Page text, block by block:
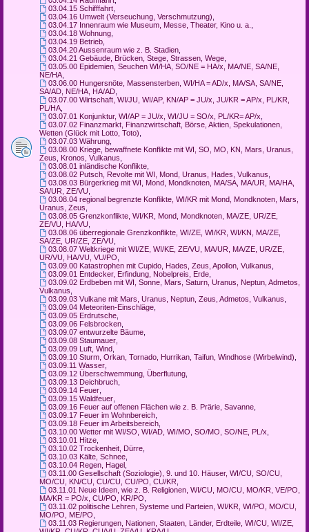
03.04.15 Schifffahrt,
03.04.16 Umwelt (Verseuchung, Verschmutzung)
03.04.17 Innenraum wie Museum, Messe, Theater, Kino u. a.
03.04.18 Wohnung,
03.04.19 Betrieb,
03.04.20 Aussenraum wie z. B. Stadien,
03.04.21 Gebäude, Brücken, Stege, Strassen, Wege,
03.05.00 Epidemien, Seuchen WI/HA, SO/NE = HA/x, MA/NE, SA/NE,
NE/HA
03.06.00 Hungersnöte, Massensterben, WI/HA = AD/x, MA/SA, SA/NE,
SA/AD, NE/HA, HA/AD
03.07.00 Wirtschaft, WI/JU, WI/AP, KN/AP = JU/x, JU/KR = AP/x, PL/KR,
PL/HA
03.07.01 Konjunktur, WI/AP = JU/x, WI/JU = SO/x, PL/KR= AP/x
03.07.02 Finanzmarkt, Finanzwirtschaft, Börse, Aktien, Spekulationen,
Wetten (Glück mit Lotto, Toto)
03.07.03 Währung,
03.08.00 Kriege, bewaffnete Konflikte mit WI, SO, MO, KN, Mars, Uranus,
Zeus, Kronos, Vulkanus
03.08.01 inländische Konflikte,
03.08.02 Putsch, Revolte mit WI, Mond, Uranus, Hades, Vulkanus
03.08.03 Bürgerkrieg mit WI, Mond, Mondknoten, MA/SA, MA/UR, MA/HA,
SA/UR, ZE/VU
03.08.04 regional begrenzte Konflikte, WI/KR mit Mond, Mondknoten, Mars,
Uranus, Zeus
03.08.05 Grenzkonflikte, WI/KR, Mond, Mondknoten, MA/ZE, UR/ZE,
ZE/VU, HA/VU
03.08.06 überregionale Grenzkonflikte, WI/ZE, WI/KR, WI/KN, MA/ZE,
SA/ZE, UR/ZE, ZE/VU
03.08.07 Weltkriege mit WI/ZE, WI/KE, ZE/VU, MA/UR, MA/ZE, UR/ZE,
UR/VU, HA/VU, VU/PO
03.09.00 Katastrophen mit Cupido, Hades, Zeus, Apollon, Vulkanus
03.09.01 Entdecker, Erfindung, Nobelpreis, Erde,
03.09.02 Erdbeben mit WI, Sonne, Mars, Saturn, Uranus, Neptun, Admetos,
Vulkanus
03.09.03 Vulkane mit Mars, Uranus, Neptun, Zeus, Admetos, Vulkanus
03.09.04 Meteoriten-Einschläge,
03.09.05 Erdrutsche,
03.09.06 Felsbrocken,
03.09.07 entwurzelte Bäume,
03.09.08 Staumauer,
03.09.09 Luft, Wind,
03.09.10 Sturm, Orkan, Tornado, Hurrikan, Taifun, Windhose (Wirbelwind)
03.09.11 Wasser,
03.09.12 Überschwemmung, Überflutung,
03.09.13 Deichbruch,
03.09.14 Feuer,
03.09.15 Waldfeuer,
03.09.16 Feuer auf offenen Flächen wie z. B. Prärie, Savanne,
03.09.17 Feuer im Wohnbereich,
03.09.18 Feuer im Arbeitsbereich,
03.10.00 Wetter mit WI/SO, WI/AD, WI/MO, SO/MO, SO/NE, PL/x
03.10.01 Hitze,
03.10.02 Trockenheit, Dürre,
03.10.03 Kälte, Schnee,
03.10.04 Regen, Hagel,
03.11.00 Gesellschaft (Soziologie), 9. und 10. Häuser, WI/CU, SO/CU,
MO/CU, KN/CU, CU/CU, CU/PO, CU/KR
03.11.01 Neue Ideen, wie z. B. Religionen, WI/CU, MO/CU, MO/KR, VE/PO,
MA/KR = PO/x, CU/PO, KR/PO
03.11.02 politische Lehren, Systeme und Parteien, WI/KR, WI/PO, MO/CU,
MO/PO, ME/PO
03.11.03 Regierungen, Nationen, Staaten, Länder, Erdteile, WI/CU, WI/ZE,